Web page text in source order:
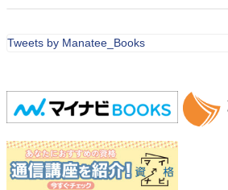
Tweets by Manatee_Books